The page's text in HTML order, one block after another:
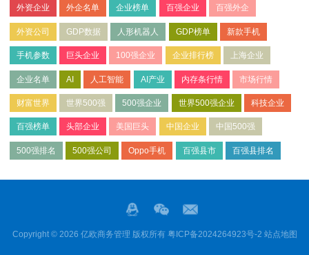
外资企业 外企名单 企业榜单 百强企业 百强外企
外资公司 GDP数据 人形机器人 GDP榜单 新款手机
手机参数 巨头企业 100强企业 企业排行榜 上海企业
企业名单 AI 人工智能 AI产业 内存条行情 市场行情
财富世界 世界500强 500强企业 世界500强企业 科技企业
百强榜单 头部企业 美国巨头 中国企业 中国500强
500强排名 500强公司 Oppo手机 百强县市 百强县排名
Copyright © 2026 亿欧商务管理 版权所有 粤ICP备2024264923号-2 站点地图